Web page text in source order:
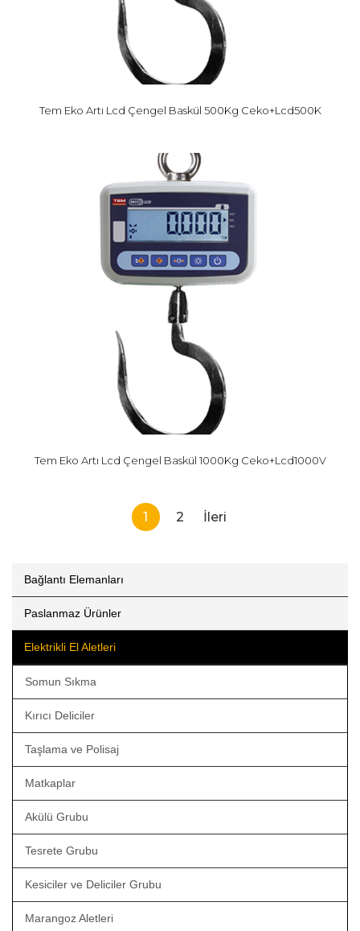
Tem Eko Artı Lcd Çengel Baskül 500Kg Ceko+Lcd500K
Tem Eko Artı Lcd Çengel Baskül 1000Kg Ceko+Lcd1000V
1 2 İleri
Bağlantı Elemanları
Paslanmaz Ürünler
Elektrikli El Aletleri
Somun Sıkma
Kırıcı Deliciler
Taşlama ve Polisaj
Matkaplar
Akülü Grubu
Tesrete Grubu
Kesiciler ve Deliciler Grubu
Marangoz Aletleri